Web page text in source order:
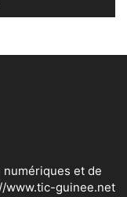
et de
www.tic-guinee.net